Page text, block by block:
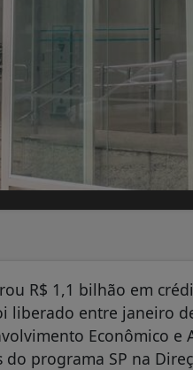
R$ 1,1 bilhão em
liberado entre janeiro
Econômico e
programa SP na